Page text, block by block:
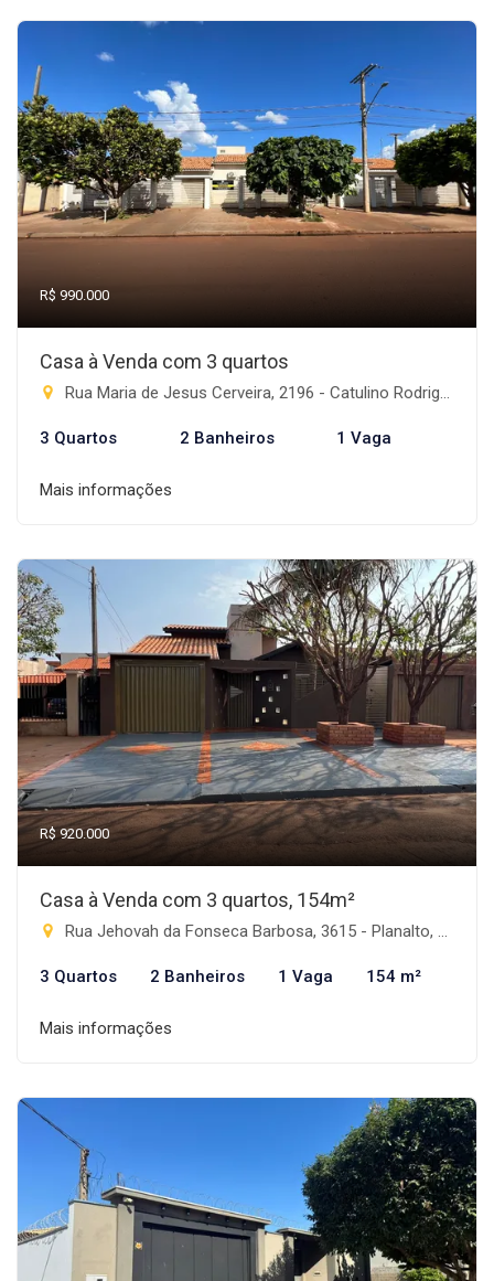
R$ 990.000
Casa à Venda com 3 quartos
Rua Maria de Jesus Cerveira, 2196 - Catulino Rodrigues de Lima, Rio Brilhante-MS
3 Quartos 2 Banheiros 1 Vaga
Mais informações
R$ 920.000
Casa à Venda com 3 quartos, 154m²
Rua Jehovah da Fonseca Barbosa, 3615 - Planalto, Rio Brilhante-MS
3 Quartos 2 Banheiros 1 Vaga 154 m²
Mais informações